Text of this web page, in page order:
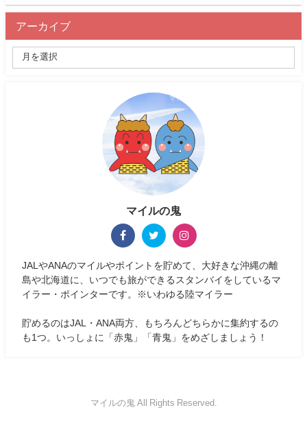
アーカイブ
マイルの鬼
JALやANAのマイルやポイントを貯めて、大好きな沖縄の離
島や北海道に、いつでも旅ができるスタンバイをしているマ
イラー・ポインターです。※いわゆる陸マイラー
貯めるのはJAL・ANA両方、もちろんどちらかに集約するの
も1つ。いっしょに「赤鬼」「青鬼」をめざしましょう！
マイルの鬼 All Rights Reserved.